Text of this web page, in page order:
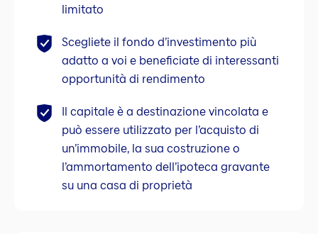
limitato
Scegliete il fondo d’investimento più
adatto a voi e beneficiate di interessanti
opportunità di rendimento
Il capitale è a destinazione vincolata e
può essere utilizzato per l’acquisto di
un’immobile, la sua costruzione o
l’ammortamento dell’ipoteca gravante
su una casa di proprietà